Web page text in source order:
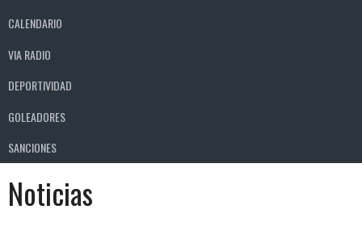
CALENDARIO
VIA RADIO
DEPORTIVIDAD
GOLEADORES
SANCIONES
Noticias